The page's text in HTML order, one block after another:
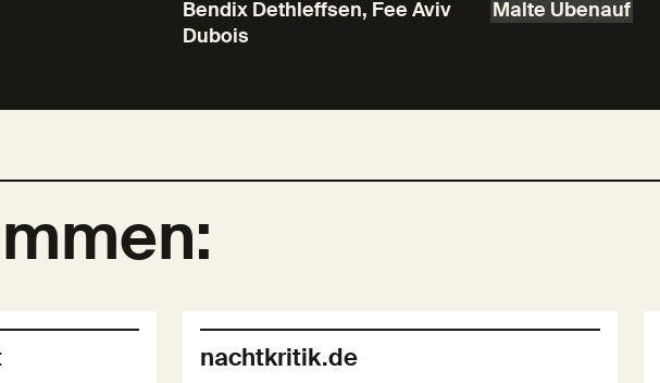
Bendix Dethleffsen, Fee Aviv
Dubois
Malte Ubenauf
nachtkritik.de